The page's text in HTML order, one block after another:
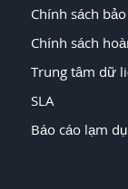
Chính sách
Chính sách
Trung tâm dữ
SLA
Báo cáo lạm